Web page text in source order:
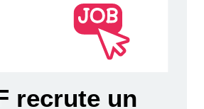
recrute un